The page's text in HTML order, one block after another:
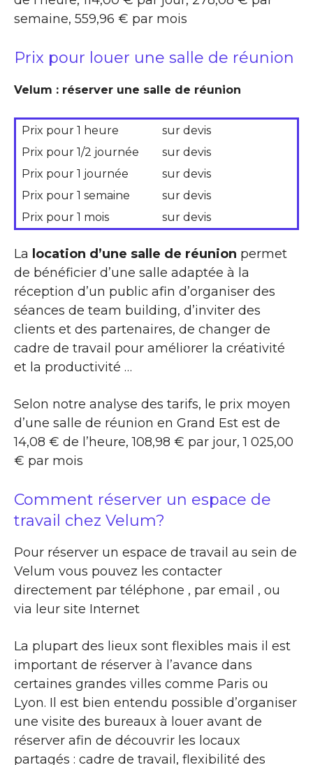
semaine, 559,96 € par mois
Prix pour louer une salle de réunion
Velum : réserver une salle de réunion
Prix pour 1 heure
sur devis
Prix pour 1/2 journée
sur devis
Prix pour 1 journée
sur devis
Prix pour 1 semaine
sur devis
Prix pour 1 mois
sur devis
La location d’une salle de réunion permet
de bénéficier d’une salle adaptée à la
réception d’un public afin d’organiser des
séances de team building, d’inviter des
clients et des partenaires, de changer de
cadre de travail pour améliorer la créativité
et la productivité …
Selon notre analyse des tarifs, le prix moyen
d’une salle de réunion en Grand Est est de
14,08 € de l’heure, 108,98 € par jour, 1 025,00
€ par mois
Comment réserver un espace de
travail chez Velum?
Pour réserver un espace de travail au sein de
Velum vous pouvez les contacter
directement par téléphone , par email , ou
via leur site Internet
La plupart des lieux sont flexibles mais il est
important de réserver à l’avance dans
certaines grandes villes comme Paris ou
Lyon. Il est bien entendu possible d’organiser
une visite des bureaux à louer avant de
réserver afin de découvrir les locaux
partagés : cadre de travail, flexibilité des